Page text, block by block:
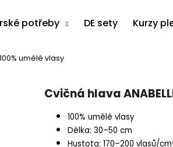
potřeby DE sety Kurzy
umělé vlasy
Cvičná hlava
100% umělé vlasy
Délka: 30–50 cm
Hustota: 170–200 vlasů/
najít?